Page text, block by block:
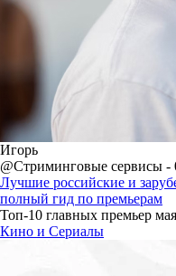
Игорь
@Стриминговые сервисы -
Лучшие российские и
полный гид по премьерам
Топ-10 главных премьер
Кино и Сериалы